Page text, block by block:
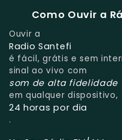
Como Ouvir a
Ouvir a
Radio Santefi
é fácil, grátis e sem
sinal ao vivo com
som de alta fidelidade
em qualquer dispositivo,
24 horas por dia
.